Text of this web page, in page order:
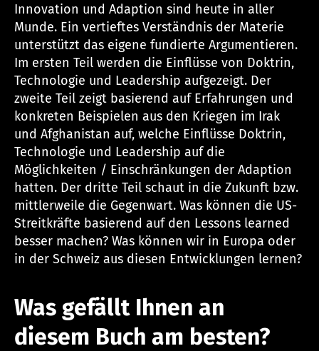
Innovation und Adaption sind heute in aller
Munde. Ein vertieftes Verständnis der Materie
unterstützt das eigene fundierte Argumentieren.
Im ersten Teil werden die Einflüsse von Doktrin,
Technologie und Leadership aufgezeigt. Der
zweite Teil zeigt basierend auf Erfahrungen und
konkreten Beispielen aus den Kriegen im Irak
und Afghanistan auf, welche Einflüsse Doktrin,
Technologie und Leadership auf die
Möglichkeiten / Einschränkungen der Adaption
hatten. Der dritte Teil schaut in die Zukunft bzw.
mittlerweile die Gegenwart. Was können die US-
Streitkräfte basierend auf den Lessons learned
besser machen? Was können wir in Europa oder
in der Schweiz aus diesen Entwicklungen lernen?
Was gefällt Ihnen an
diesem Buch am besten?